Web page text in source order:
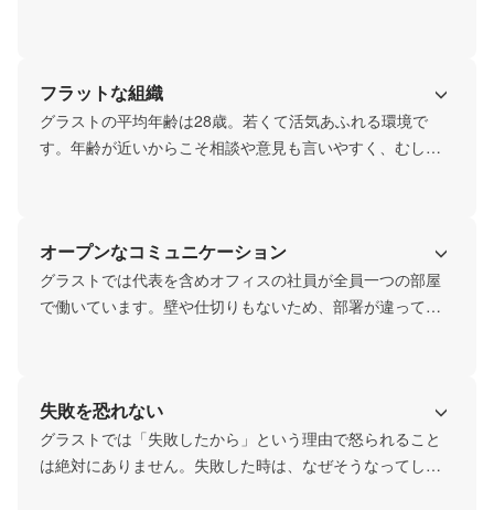
りも人間的な魅力を重要視しています。
フラットな組織
グラストの平均年齢は28歳。若くて活気あふれる環境で
す。年齢が近いからこそ相談や意見も言いやすく、むしろ
感じているようです。
オープンなコミュニケーション
グラストでは代表を含めオフィスの社員が全員一つの部屋
で働いています。壁や仕切りもないため、部署が違って
い」、「周りは関係ない」そんな思考性の人はグラストに
はいません。自分の目標は貪欲に追いつつも、きちんと周
りを気遣える、そんなバランス感覚の持ち主が集まってい
失敗を恐れない
グラストでは「失敗したから」という理由で怒られること
は絶対にありません。失敗した時は、なぜそうなってしま